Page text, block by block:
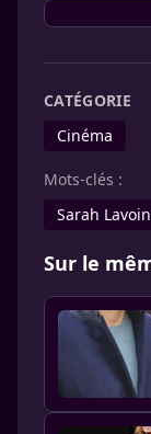
CATÉGORIE
Cinéma
Mots-clés :
Sarah
Sur le